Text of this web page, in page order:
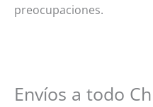
preocupaciones.
Envíos a todo